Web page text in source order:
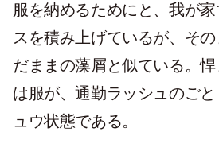
服を納めるためにと、我が
スを積み上げているが、そ
だままの藻屑と似ている。
は服が、通勤ラッシュのご
ュウ状態である。